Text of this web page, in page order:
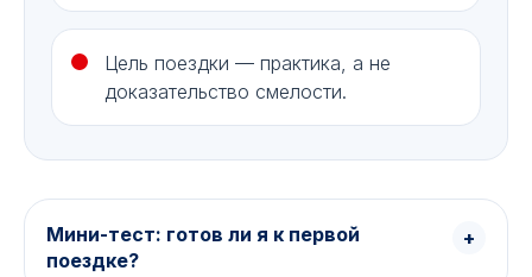
Цель поездки — практика, а не
доказательство смелости.
Мини-тест: готов ли я к первой
поездке?